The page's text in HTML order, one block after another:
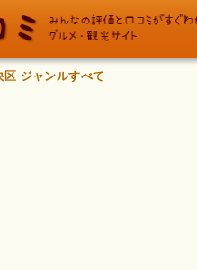
区 ジャンルすべて